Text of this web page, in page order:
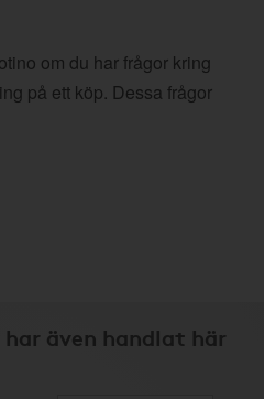
om du har frågor kring
på ett köp. Dessa frågor
även handlat här